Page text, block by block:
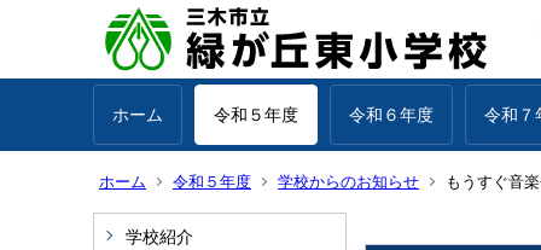
ホーム 令和５年度 令和６年度 令和７
ホーム 令和５年度 学校からのお知らせ もうすぐ音
学校紹介